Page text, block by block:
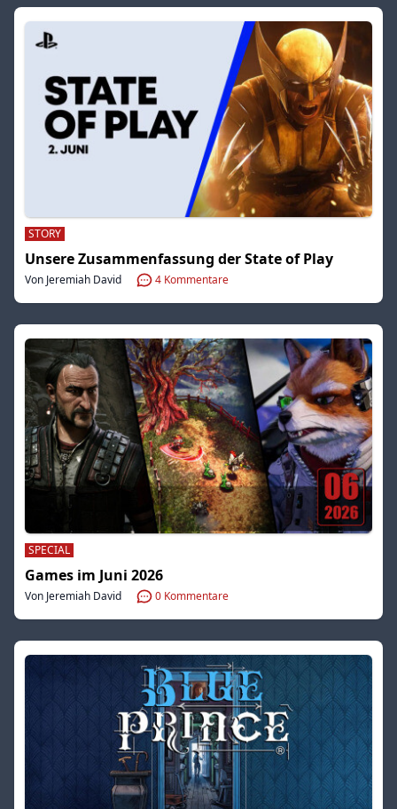
STORY
Unsere Zusammenfassung der State of Play
Von Jeremiah David 4 Kommentare
SPECIAL
Games im Juni 2026
Von Jeremiah David 0 Kommentare